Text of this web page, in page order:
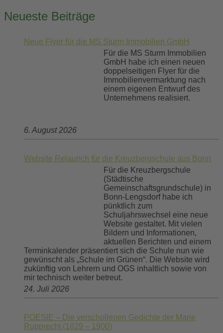
Neueste Beiträge
Neue Flyer für die MS Sturm Immobilien GmbH
Für die MS Sturm Immobilien
GmbH habe ich einen neuen
doppelseitigen Flyer für die
Immobilienvermarktung nach
einem eigenen Entwurf des
Unternehmens realisiert.
6. August 2026
Website Relaunch für die Kreuzbergschule aus Bonn
Für die Kreuzbergschule
(Städtische
Gemeinschaftsgrundschule) in
Bonn-Lengsdorf habe ich
pünktlich zum
Schuljahrswechsel eine neue
Website gestaltet. Mit vielen
Bildern und Informationen,
aktuellen Berichten und einem
Terminkalender präsentiert sich die Schule nun wie
gewünscht als „Schule im Grünen“. Die Website wird
zukünftig von Lehrern und OGS inhaltlich sowie von
mir technisch weiter betreut.
24. Juli 2026
POESIE – Die verschollenen Gedichte der Marie
Rupprecht (1829 – 1900)